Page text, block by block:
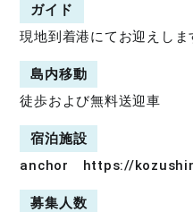
ガイド
現地到着港にてお迎えしま
島内移動
徒歩および無料送迎車
宿泊施設
anchor https://
募集人数